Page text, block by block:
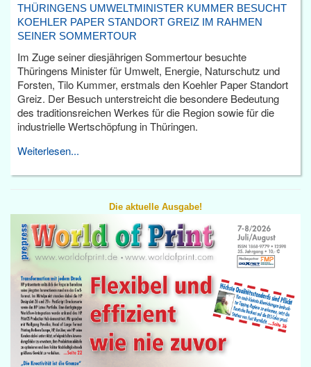
THÜRINGENS UMWELTMINISTER KUMMER BESUCHT
KOEHLER PAPER STANDORT GREIZ IM RAHMEN
SEINER SOMMERTOUR
Im Zuge seiner diesjährigen Sommertour besuchte
Thüringens Minister für Umwelt, Energie, Naturschutz und
Forsten, Tilo Kummer, erstmals den Koehler Paper Standort
Greiz. Der Besuch unterstreicht die besondere Bedeutung
des traditionsreichen Werkes für die Region sowie für die
industrielle Wertschöpfung in Thüringen.
Weiterlesen...
Die aktuelle Ausgabe!